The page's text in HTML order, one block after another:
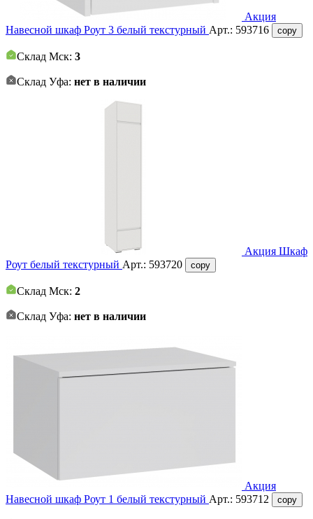
Акция
Навесной шкаф Роут 3 белый текстурный Арт.: 593716 copy
Склад Мск: 3
Склад Уфа: нет в наличии
Акция Шкаф
Роут белый текстурный Арт.: 593720 copy
Склад Мск: 2
Склад Уфа: нет в наличии
Акция
Навесной шкаф Роут 1 белый текстурный Арт.: 593712 copy